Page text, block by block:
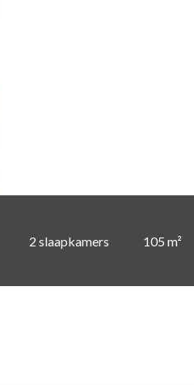
2 slaapkamers 105 m²